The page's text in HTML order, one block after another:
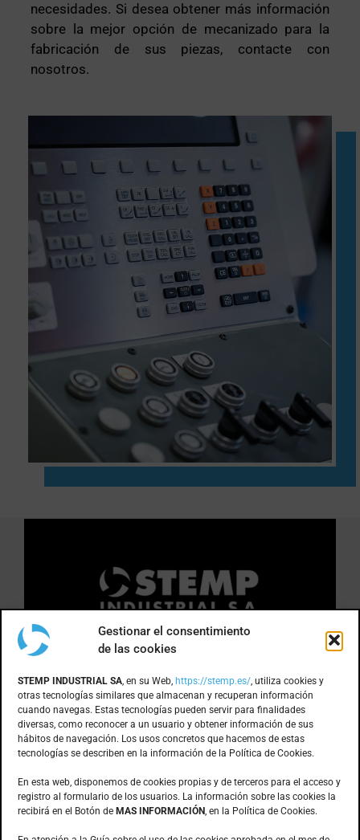
Gestionar el consentimiento
de las cookies
STEMP INDUSTRIAL SA, en su Web, https://stemp.es/, utiliza cookies y
otras tecnologías similares que almacenan y recuperan información
cuando navegas. Estas tecnologías pueden servir para finalidades
diversas, como reconocer a un usuario y obtener información de sus
hábitos de navegación. Los usos concretos que hacemos de estas
tecnologías se describen en la información de la Política de Cookies.
En esta web, disponemos de cookies propias y de terceros para el acceso y
registro al formulario de los usuarios. La información sobre las cookies la
recibirá en el Botón de MAS INFORMACIÓN, en la Política de Cookies.
necesidades. Si desea obtener más información
sobre la mejor opción de mecanizado para la
fabricación de sus piezas, contacte con
nosotros.
DÓNDE ESTAMOS
Anoia, 1 nave 8 · Pol. Ind. Can Bernades
Subirà
08130 – Santa Perpètua de Mogoda
(Barcelona)
CONTACTO